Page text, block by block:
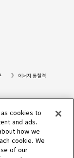
에너지 통찰력
cookies to
and ads.
how we
cookie. We
of our